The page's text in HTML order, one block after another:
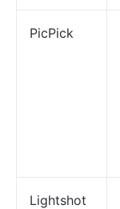
PicPick
Lightshot